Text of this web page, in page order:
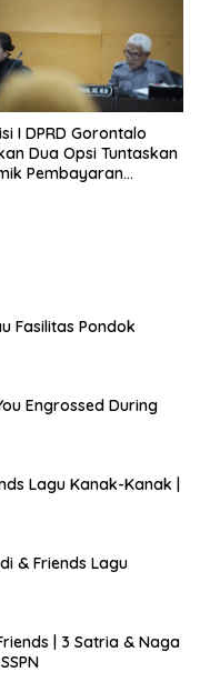
I DPRD Gorontalo
Dua Opsi Tuntaskan
Pembayaran
Fasilitas Pondok
Engrossed During
Lagu Kanak-Kanak |
& Friends Lagu
| 3 Satria & Naga